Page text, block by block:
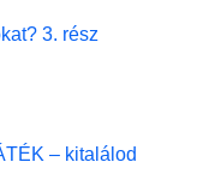
3. rész
– kitalálod